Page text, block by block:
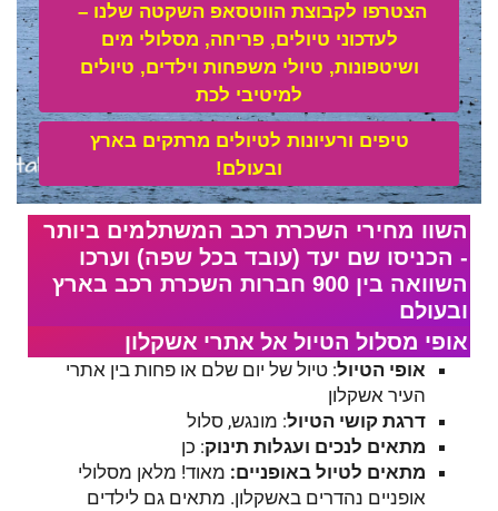
הצטרפו לקבוצת הווטסאפ השקטה שלנו –
לעדכוני טיולים, פריחה, מסלולי מים
ושיטפונות, טיולי משפחות וילדים, טיולים
למיטיבי לכת
טיפים ורעיונות לטיולים מרתקים בארץ
ובעולם!
השוו מחירי השכרת רכב המשתלמים ביותר
- הכניסו שם יעד (עובד בכל שפה) וערכו
השוואה בין 900 חברות השכרת רכב בארץ
ובעולם
אופי מסלול הטיול אל אתרי אשקלון
אופי הטיול: טיול של יום שלם או פחות בין אתרי
העיר אשקלון
דרגת קושי הטיול: מונגש, סלול
מתאים לנכים ועגלות תינוק: כן
מתאים לטיול באופניים: מאוד! מלאן מסלולי
אופניים נהדרים באשקלון. מתאים גם לילדים